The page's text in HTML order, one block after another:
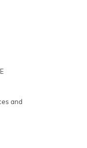
and